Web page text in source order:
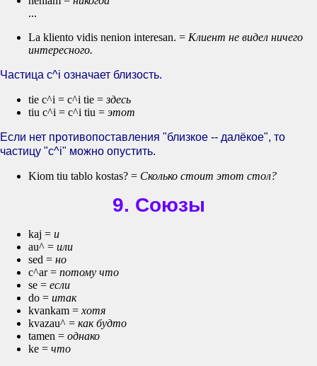
...
La kliento vidis nenion interesan. = Клиент не видел ничего
интересного.
Частица c^i означает близость.
tie c^i = c^i tie = здесь
tiu c^i = c^i tiu = этот
Если нет противопоставления "близкое -- далёкое", то
частицу "c^i" можно опустить.
Kiom tiu tablo kostas? = Сколько стоит этот стол?
9. Союзы
kaj = и
au^ = или
sed = но
c^ar = потому что
se = если
do = итак
kvankam = хотя
kvazau^ = как будто
tamen = однако
ke = что